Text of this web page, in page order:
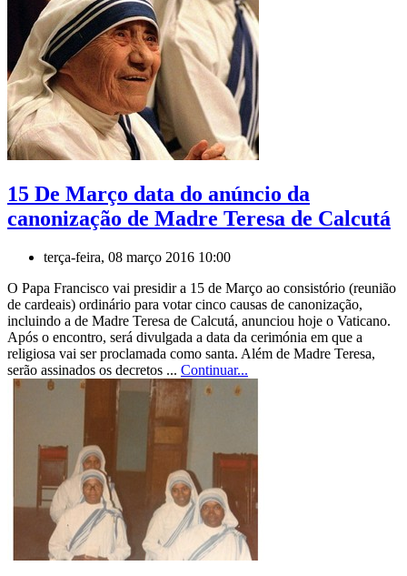
15 De Março data do anúncio da
canonização de Madre Teresa de Calcutá
terça-feira, 08 março 2016 10:00
O Papa Francisco vai presidir a 15 de Março ao consistório (reunião
de cardeais) ordinário para votar cinco causas de canonização,
incluindo a de Madre Teresa de Calcutá, anunciou hoje o Vaticano.
Após o encontro, será divulgada a data da cerimónia em que a
religiosa vai ser proclamada como santa. Além de Madre Teresa,
serão assinados os decretos ... Continuar...